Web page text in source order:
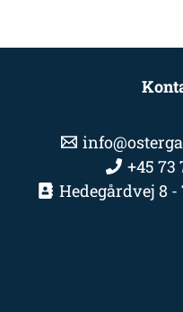
+45 73
Hedegårdvej 8